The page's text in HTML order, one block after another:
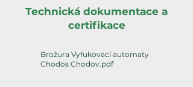
Technická dokumentace a
certifikace
Brožura Vyfukovací automaty
Chodos Chodov.pdf